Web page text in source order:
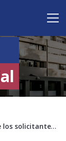
Diagnóstico sobre el estado situacional de los solicitantes venezolanos al carné de Permiso Temporal de Permanencia (CPP) en la ciudad de Arequipa, Perú- 2023